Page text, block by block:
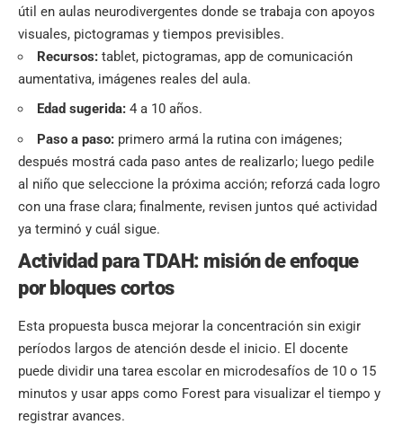
útil en aulas neurodivergentes donde se trabaja con apoyos
visuales, pictogramas y tiempos previsibles.
Recursos: tablet, pictogramas, app de comunicación
aumentativa, imágenes reales del aula.
Edad sugerida: 4 a 10 años.
Paso a paso: primero armá la rutina con imágenes;
después mostrá cada paso antes de realizarlo; luego pedile
al niño que seleccione la próxima acción; reforzá cada logro
con una frase clara; finalmente, revisen juntos qué actividad
ya terminó y cuál sigue.
Actividad para TDAH: misión de enfoque
por bloques cortos
Esta propuesta busca mejorar la concentración sin exigir
períodos largos de atención desde el inicio. El docente
puede dividir una tarea escolar en microdesafíos de 10 o 15
minutos y usar apps como Forest para visualizar el tiempo y
registrar avances.